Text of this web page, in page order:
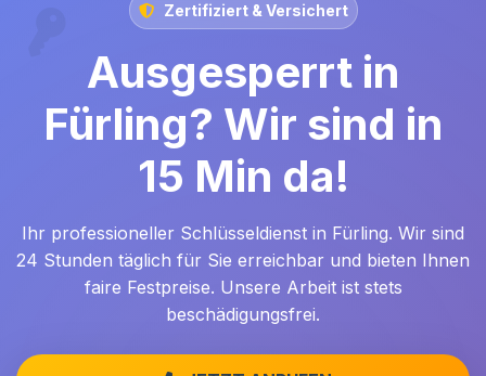
Zertifiziert & Versichert
Ausgesperrt in
Fürling? Wir sind in
15 Min da!
Ihr professioneller Schlüsseldienst in Fürling. Wir sind
24 Stunden täglich für Sie erreichbar und bieten Ihnen
faire Festpreise. Unsere Arbeit ist stets
beschädigungsfrei.